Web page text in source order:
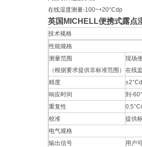
在线湿度测量-100~+20°Cdp
英国MICHELL便携式露点
技术规格
性能规格
测量范围
（根据要求提供非标准范围）
现场
在线
精度
响应时间
到-
重复性
校准
提供
电气规格
输出信号
用户